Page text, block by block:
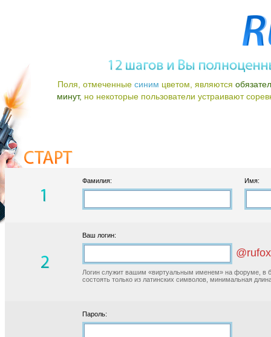
Поля, отмеченные синим цветом, являются
минут, но некоторые пользователи устраивают
Фамилия: Имя:
Ваш логин:
Логин служит вашим «виртуальным именем» на форуме, в
состоять только из латинских символов, минимальная
Пароль: